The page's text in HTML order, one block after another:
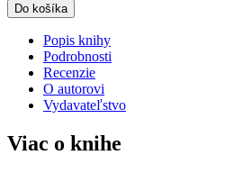
Do košíka
Popis knihy
Podrobnosti
Recenzie
O autorovi
Vydavateľstvo
Viac o knihe